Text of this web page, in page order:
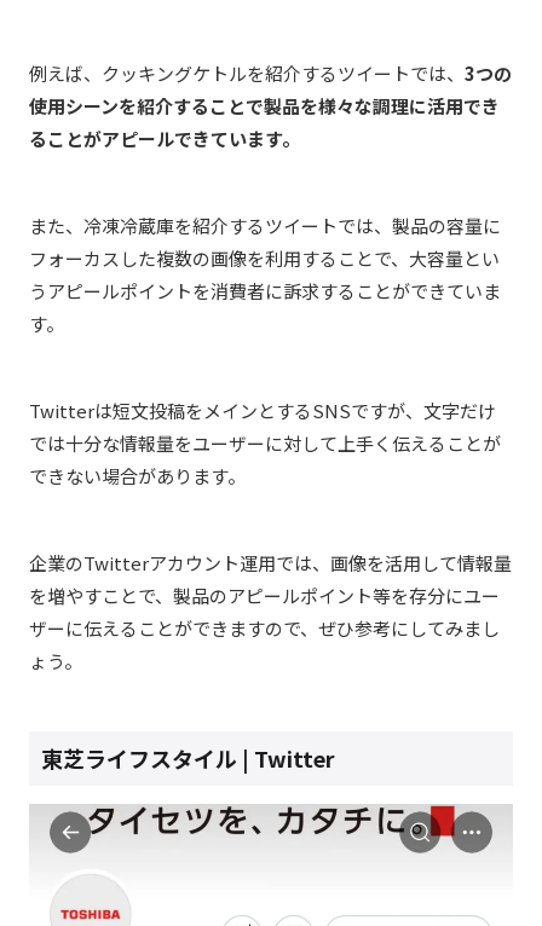
例えば、クッキングケトルを紹介するツイートでは、 3つの
使用シーンを紹介することで製品を様々な調理に活用でき
ることがアピールできています。
また、冷凍冷蔵庫を紹介するツイートでは、製品の容量に
フォーカスした複数の画像を利用することで、大容量とい
うアピールポイントを消費者に訴求することができていま
す。
Twitterは短文投稿をメインとするSNSですが、文字だけ
では十分な情報量をユーザーに対して上手く伝えることが
できない場合があります。
企業のTwitterアカウント運用では、画像を活用して情報量
を増やすことで、製品のアピールポイント等を存分にユー
ザーに伝えることができますので、ぜひ参考にしてみまし
ょう。
東芝ライフスタイル | Twitter